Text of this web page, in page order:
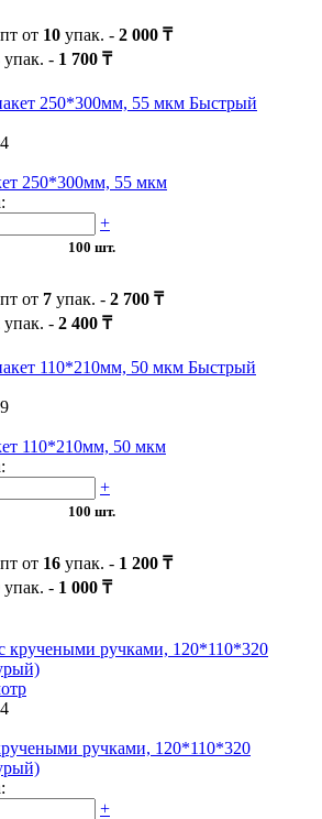
от 10 упак. - 2 000 ₸
упак. - 1 700 ₸
Быстрый
250*300мм, 55 мкм
+
100 шт.
от 7 упак. - 2 700 ₸
упак. - 2 400 ₸
Быстрый
110*210мм, 50 мкм
+
100 шт.
от 16 упак. - 1 200 ₸
упак. - 1 000 ₸
ручками, 120*110*320
+